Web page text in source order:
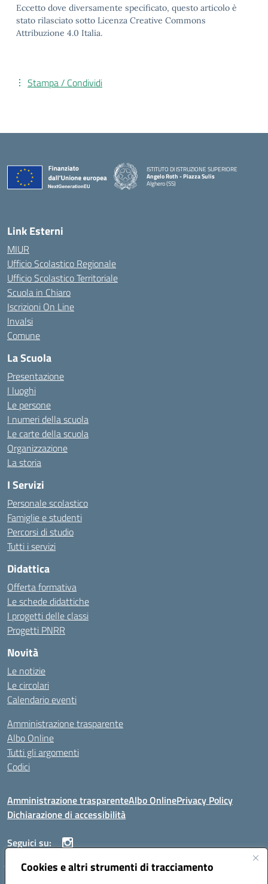
Cookies e altri strumenti di tracciamento
Eccetto dove diversamente specificato, questo articolo è
stato rilasciato sotto Licenza Creative Commons
Attribuzione 4.0 Italia.
Stampa / Condividi
ISTITUTO DI ISTRUZIONE SUPERIORE
Angelo Roth - Piazza Sulis
Alghero (SS)
— Visita la pagina iniziale della scuola
Link Esterni
MIUR
Ufficio Scolastico Regionale
Ufficio Scolastico Territoriale
Scuola in Chiaro
Iscrizioni On Line
Invalsi
Comune
La Scuola
Presentazione
I luoghi
Le persone
I numeri della scuola
Le carte della scuola
Organizzazione
La storia
I Servizi
Personale scolastico
Famiglie e studenti
Percorsi di studio
Tutti i servizi
Didattica
Offerta formativa
Le schede didattiche
I progetti delle classi
Progetti PNRR
Novità
Le notizie
Le circolari
Calendario eventi
Amministrazione trasparente
Albo Online
Tutti gli argomenti
Codici
Amministrazione trasparenteAlbo OnlinePrivacy Policy
Dichiarazione di accessibilità
Seguici su: